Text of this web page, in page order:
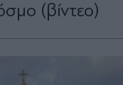
(βίντεο)